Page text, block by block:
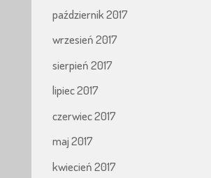
październik 2017
wrzesień 2017
sierpień 2017
lipiec 2017
czerwiec 2017
maj 2017
kwiecień 2017